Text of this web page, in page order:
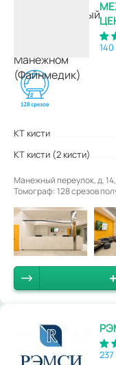
КТ кисти
КТ кисти (2 кисти)
Манежный переулок, д.
Томограф: 128 срезов